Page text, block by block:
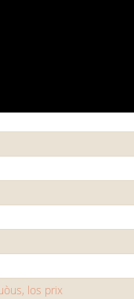
los prix